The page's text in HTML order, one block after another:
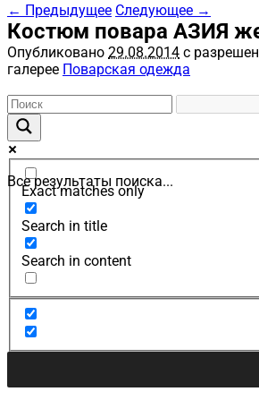
← Предыдущее Следующее →
Костюм повара АЗИЯ
Опубликовано 29.08.2014 с
галерее Поварская одежда
Все результаты поиска...
Exact matches only
Search in title
Search in content